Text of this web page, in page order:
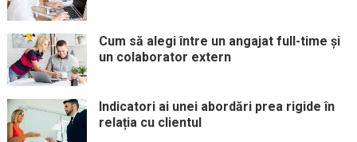
Cum să alegi între un angajat full-time și
un colaborator extern
Indicatori ai unei abordări prea rigide în
relația cu clientul